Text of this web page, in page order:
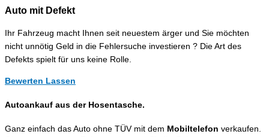
Auto mit Defekt
Ihr Fahrzeug macht Ihnen seit neuestem ärger und Sie möchten
nicht unnötig Geld in die Fehlersuche investieren ? Die Art des
Defekts spielt für uns keine Rolle.
Bewerten Lassen
Autoankauf aus der Hosentasche.
Ganz einfach das Auto ohne TÜV mit dem Mobiltelefon verkaufen.